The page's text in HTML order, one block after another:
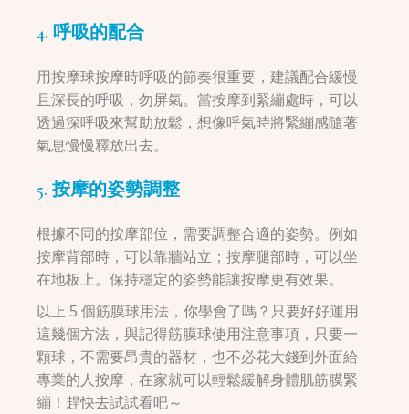
4. 呼吸的配合
用按摩球按摩時呼吸的節奏很重要，建議配合緩慢
且深長的呼吸，勿屏氣。當按摩到緊繃處時，可以
透過深呼吸來幫助放鬆，想像呼氣時將緊繃感隨著
氣息慢慢釋放出去。
5. 按摩的姿勢調整
根據不同的按摩部位，需要調整合適的姿勢。例如
按摩背部時，可以靠牆站立；按摩腿部時，可以坐
在地板上。保持穩定的姿勢能讓按摩更有效果。
以上 5 個筋膜球用法，你學會了嗎？只要好好運用
這幾個方法，與記得筋膜球使用注意事項，只要一
顆球，不需要昂貴的器材，也不必花大錢到外面給
專業的人按摩，在家就可以輕鬆緩解身體肌筋膜緊
繃！趕快去試試看吧～